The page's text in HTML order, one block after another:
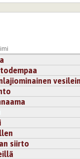
tahdittavat ja
vahvoin
kommentoidaksesi
siirto